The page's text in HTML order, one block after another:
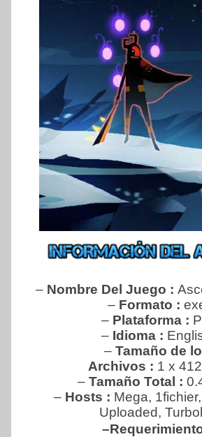
– Nombre Del Juego :
– Formato :
– Plataforma :
– Idioma :
– Tamaño de
Archivos : 1 x
– Tamaño Total :
– Hosts : Mega,
Uploaded,